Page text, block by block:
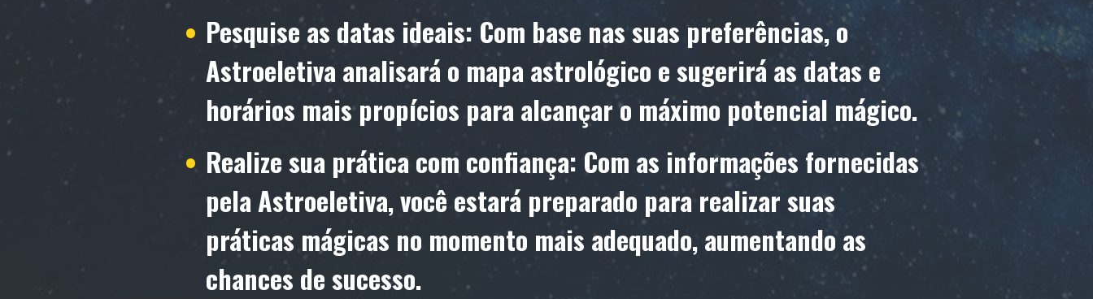
Pesquise as datas ideais: Com base nas suas preferências, o
Astroeletiva analisará o mapa astrológico e sugerirá as datas e
horários mais propícios para alcançar o máximo potencial mágico.
Realize sua prática com confiança: Com as informações fornecidas
pela Astroeletiva, você estará preparado para realizar suas
práticas mágicas no momento mais adequado, aumentando as
chances de sucesso.